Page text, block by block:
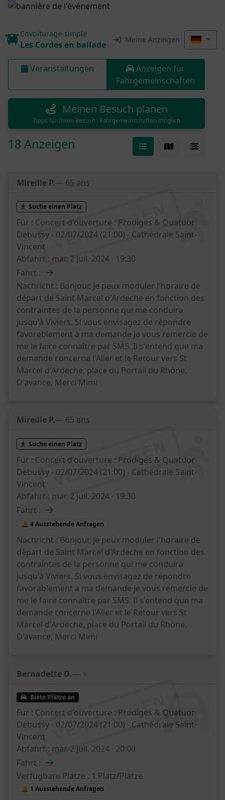
Covoiturage-simple
Les Cordes en ballade Meine Anzeigen
Veranstaltungen
Anzeigen für
Fahrgemeinschaften
Meinen Besuch planen
Tipps für Ihren Besuch · Fahrgemeinschaften möglich
18 Anzeigen
Mireille P.— 65 ans
VERGANGEN
Suche einen Platz
Für : Concert d'ouverture : Prodiges & Quatuor
Debussy - 02/07/2024 (21:00) - Cathédrale Saint-
Vincent
Abfahrt : mar. 2 juil. 2024 · 19:30
Fahrt : →
Nachricht : Bonjour, Je peux moduler l'horaire de
départ de Saint Marcel d'Ardeche en fonction des
contraintes de la personne qui me conduira
jusqu'à Viviers. Si vous envisagez de répondre
favorablement à ma demande je vous remercie de
me le faire connaître par SMS. Il s'entend que ma
demande concerne l'Aller et le Retour vers St
Marcel d'Ardeche, place du Portail du Rhône.
D'avance, Merci Mimi
Mireille P.— 65 ans
VERGANGEN
Suche einen Platz
Für : Concert d'ouverture : Prodiges & Quatuor
Debussy - 02/07/2024 (21:00) - Cathédrale Saint-
Vincent
Abfahrt : mar. 2 juil. 2024 · 19:30
Fahrt : →
🔔 4 Ausstehende Anfragen
Nachricht : Bonjour, Je peux moduler l'horaire de
départ de Saint Marcel d'Ardeche en fonction des
contraintes de la personne qui me conduira
jusqu'à Viviers. Si vous envisagez de répondre
favorablement à ma demande je vous remercie de
me le faire connaître par SMS. Il s'entend que ma
demande concerne l'Aller et le Retour vers St
Marcel d'Ardeche, place du Portail du Rhône.
D'avance, Merci Mimi
Bernadette D.— ♀️
VERGANGEN
Biete Plätze an
Für : Concert d'ouverture : Prodiges & Quatuor
Debussy - 02/07/2024 (21:00) - Cathédrale Saint-
Vincent
Abfahrt : mar. 2 juil. 2024 · 20:00
Fahrt : →
Verfügbare Plätze : 1 Platz/Plätze
🔔 1 Ausstehende Anfragen